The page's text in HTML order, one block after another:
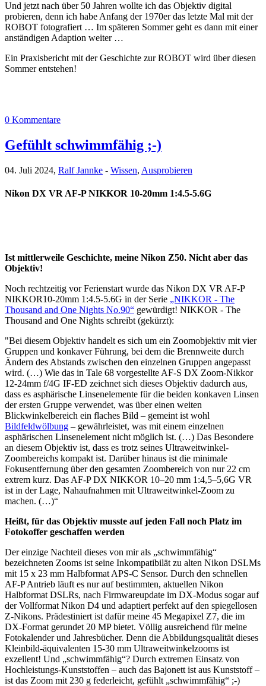
Und jetzt nach über 50 Jahren wollte ich das Objektiv digital
probieren, denn ich habe Anfang der 1970er das letzte Mal mit der
ROBOT fotografiert … Im späteren Sommer geht es dann mit einer
anständigen Adaption weiter …
Ein Praxisbericht mit der Geschichte zur ROBOT wird über diesen
Sommer entstehen!
0 Kommentare
Gefühlt schwimmfähig ;-)
04. Juli 2024, Ralf Jannke - Wissen, Ausprobieren
Nikon DX VR AF-P NIKKOR 10-20mm 1:4.5-5.6G
Ist mittlerweile Geschichte, meine Nikon Z50. Nicht aber das
Objektiv!
Noch rechtzeitig vor Ferienstart wurde das Nikon DX VR AF-P
NIKKOR10-20mm 1:4.5-5.6G in der Serie „NIKKOR - The
Thousand and One Nights No.90“ gewürdigt! NIKKOR - The
Thousand and One Nights schreibt (gekürzt):
"Bei diesem Objektiv handelt es sich um ein Zoomobjektiv mit vier
Gruppen und konkaver Führung, bei dem die Brennweite durch
Ändern des Abstands zwischen den einzelnen Gruppen angepasst
wird. (…) Wie das in Tale 68 vorgestellte AF-S DX Zoom-Nikkor
12-24mm f/4G IF-ED zeichnet sich dieses Objektiv dadurch aus,
dass es asphärische Linsenelemente für die beiden konkaven Linsen
der ersten Gruppe verwendet, was über einen weiten
Blickwinkelbereich ein flaches Bild – gemeint ist wohl
Bildfeldwölbung – gewährleistet, was mit einem einzelnen
asphärischen Linsenelement nicht möglich ist. (…) Das Besondere
an diesem Objektiv ist, dass es trotz seines Ultraweitwinkel-
Zoombereichs kompakt ist. Darüber hinaus ist die minimale
Fokusentfernung über den gesamten Zoombereich von nur 22 cm
extrem kurz. Das AF-P DX NIKKOR 10–20 mm 1:4,5–5,6G VR
ist in der Lage, Nahaufnahmen mit Ultraweitwinkel-Zoom zu
machen. (…)“
Heißt, für das Objektiv musste auf jeden Fall noch Platz im
Fotokoffer geschaffen werden
Der einzige Nachteil dieses von mir als „schwimmfähig“
bezeichneten Zooms ist seine Inkompatibilät zu alten Nikon DSLMs
mit 15 x 23 mm Halbformat APS-C Sensor. Durch den schnellen
AF-P Antrieb läuft es nur auf bestimmten, aktuellen Nikon
Halbformat DSLRs, nach Firmwareupdate im DX-Modus sogar auf
der Vollformat Nikon D4 und adaptiert perfekt auf den spiegellosen
Z-Nikons. Prädestiniert ist dafür meine 45 Megapixel Z7, die im
DX-Format gerundet 20 MP bietet. Völlig ausreichend für meine
Fotokalender und Jahresbücher. Denn die Abbildungsqualität dieses
Kleinbild-äquivalenten 15-30 mm Ultraweitwinkelzooms ist
exzellent! Und „schwimmfähig“? Durch extremen Einsatz von
Hochleistungs-Kunststoffen – auch das Bajonett ist aus Kunststoff –
ist das Zoom mit 230 g federleicht, gefühlt „schwimmfähig“ ;-)